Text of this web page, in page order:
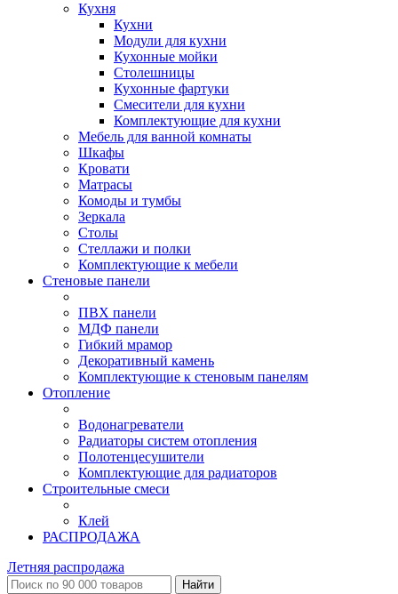
Кухня
Кухни
Модули для кухни
Кухонные мойки
Столешницы
Кухонные фартуки
Смесители для кухни
Комплектующие для кухни
Мебель для ванной комнаты
Шкафы
Кровати
Матрасы
Комоды и тумбы
Зеркала
Столы
Стеллажи и полки
Комплектующие к мебели
Стеновые панели
ПВХ панели
МДФ панели
Гибкий мрамор
Декоративный камень
Комплектующие к стеновым панелям
Отопление
Водонагреватели
Радиаторы систем отопления
Полотенцесушители
Комплектующие для радиаторов
Строительные смеси
Клей
РАСПРОДАЖА
Летняя распродажа
Найти